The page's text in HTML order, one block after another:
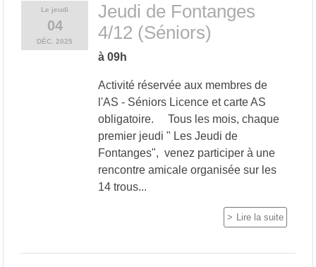
Le jeudi
04
DÉC. 2025
Jeudi de Fontanges
4/12 (Séniors)
à 09h
Activité réservée aux membres de
l'AS - Séniors Licence et carte AS
obligatoire. Tous les mois, chaque
premier jeudi " Les Jeudi de
Fontanges", venez participer à une
rencontre amicale organisée sur les
14 trous...
Lire la suite